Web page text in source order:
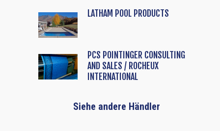
LATHAM POOL PRODUCTS
PCS POINTINGER CONSULTING
AND SALES / ROCHEUX
INTERNATIONAL
Siehe andere Händler